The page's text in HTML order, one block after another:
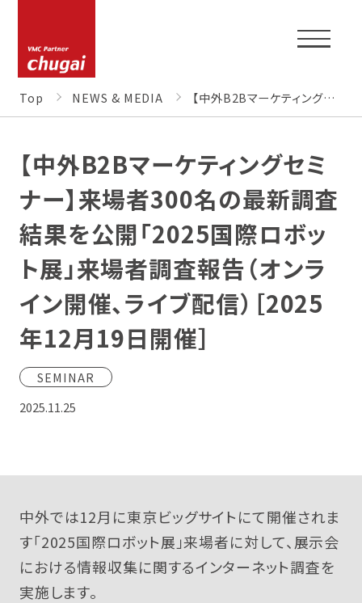
TOP
CORPORATE PROFILE
NEWS & MEDIA
CONTACT
Top NEWS & MEDIA 【中外B2Bマーケティングセミナー】来場者300名の最新調査結果を公開「2025国際ロボット展」来場者調査報告（オンライン開催、ライブ配信）［2025年12月19日開催］
【中外B2Bマーケティングセミ
ナー】来場者300名の最新調査
結果を公開「2025国際ロボッ
ト展」来場者調査報告（オンラ
イン開催、ライブ配信）［2025
年12月19日開催］
SEMINAR
2025.11.25
中外では12月に東京ビッグサイトにて開催されま
す「2025国際ロボット展」来場者に対して、展示会
における情報収集に関するインターネット調査を
実施します。